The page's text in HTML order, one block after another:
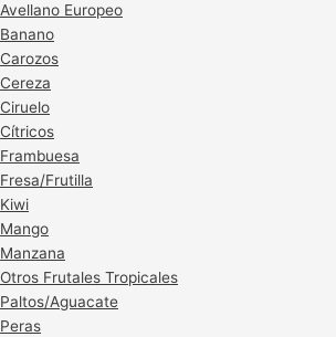
Avellano Europeo
Banano
Carozos
Cereza
Ciruelo
Cítricos
Frambuesa
Fresa/Frutilla
Kiwi
Mango
Manzana
Otros Frutales Tropicales
Paltos/Aguacate
Peras